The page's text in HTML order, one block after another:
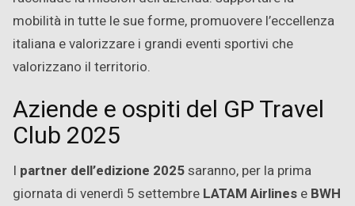
mobilità in tutte le sue forme, promuovere l’eccellenza
italiana e valorizzare i grandi eventi sportivi che
valorizzano il territorio.
Aziende e ospiti del GP Travel
Club 2025
I partner dell’edizione 2025saranno, per la prima
giornata di venerdì 5 settembre LATAM Airlines e BWH